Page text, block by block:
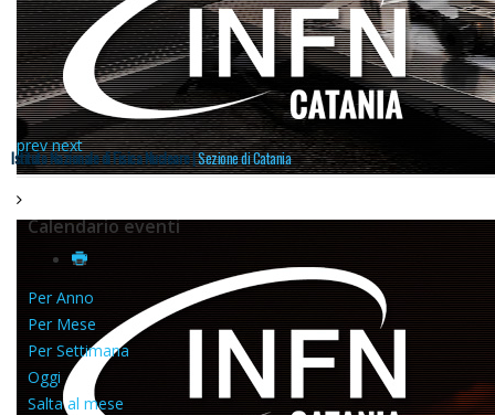
prev next
Istituto Nazionale di Fisica Nucleare |Sezione di Catania
Calendario eventi
Per Anno
Per Mese
Per Settimana
Oggi
Salta al mese